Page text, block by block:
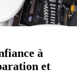
à
et